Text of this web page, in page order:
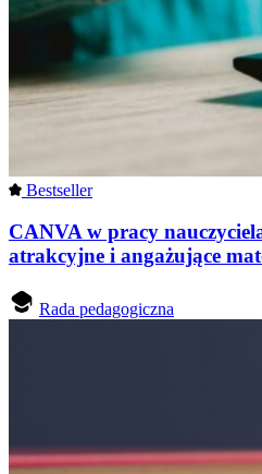
Bestseller
CANVA w pracy
atrakcyjne i angażujące
Rada pedagogiczna